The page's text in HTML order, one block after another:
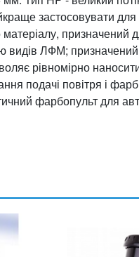
застосовувати
призначений
видів ЛФМ;
рівномірно
подачі повітря і
фарбопульт для